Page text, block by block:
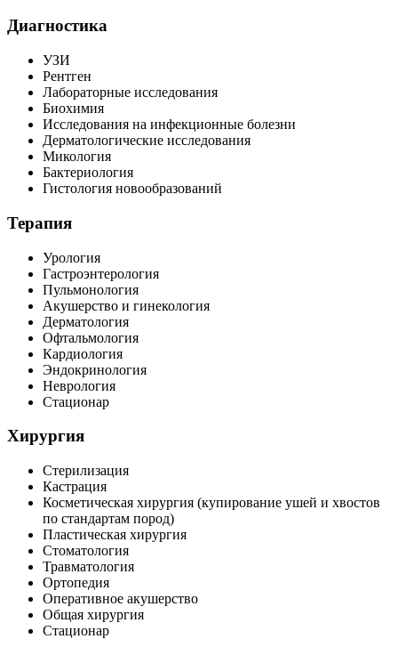
Диагностика
УЗИ
Рентген
Лабораторные исследования
Биохимия
Исследования на инфекционные болезни
Дерматологические исследования
Микология
Бактериология
Гистология новообразований
Терапия
Урология
Гастроэнтерология
Пульмонология
Акушерство и гинекология
Дерматология
Офтальмология
Кардиология
Эндокринология
Неврология
Стационар
Хирургия
Стерилизация
Кастрация
Косметическая хирургия (купирование ушей и хвостов
по стандартам пород)
Пластическая хирургия
Стоматология
Травматология
Ортопедия
Оперативное акушерство
Общая хирургия
Стационар